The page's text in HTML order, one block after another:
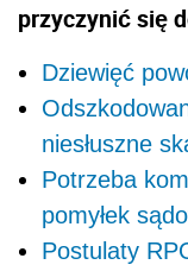
przyczynić się
Dziewięć
niesłuszne
Potrzeba
pomyłek
Postulaty